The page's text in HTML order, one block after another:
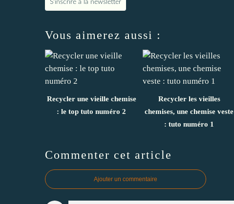
S'inscrire à la newsletter
Vous aimerez aussi :
Recycler une vieille chemise
: le top tuto numéro 2
Recycler les vieilles
chemises, une chemise veste
: tuto numéro 1
Commenter cet article
Ajouter un commentaire